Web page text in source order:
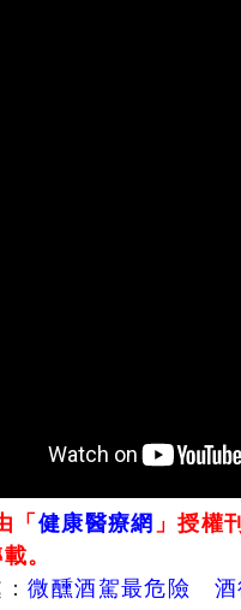
「健康醫療網 」授權
。
微醺酒駕最危險 酒